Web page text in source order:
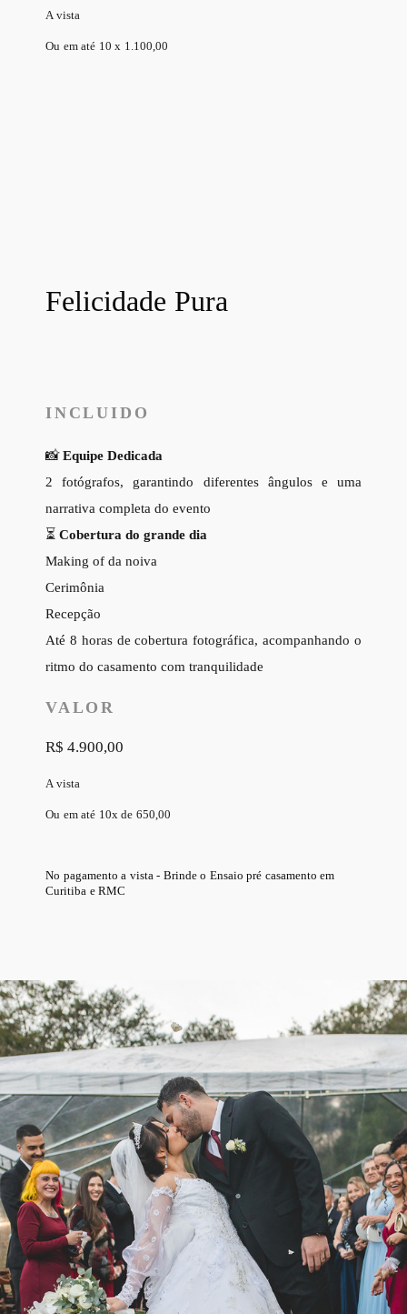
A vista
Ou em até 10 x 1.100,00
Felicidade Pura
INCLUIDO
📸Equipe Dedicada
2 fotógrafos, garantindo diferentes ângulos e uma
narrativa completa do evento
⏳ Cobertura do grande dia
Making of da noiva
Cerimônia
Recepção
Até 8 horas de cobertura fotográfica, acompanhando o
ritmo do casamento com tranquilidade
VALOR
R$ 4.900,00
A vista
Ou em até 10x de 650,00
No pagamento a vista - Brinde o Ensaio pré casamento em
Curitiba e RMC